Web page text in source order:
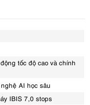
tốc độ cao và chính
AI học sâu
IBIS 7,0 stops